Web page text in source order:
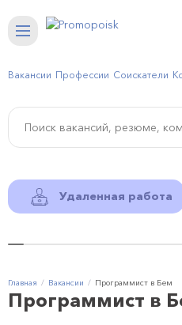
Вакансии Профессии Соискатели
Удаленная работа
Главная Вакансии Программист в Бем
Программист в